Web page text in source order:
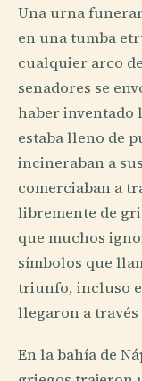
Una urna
en una tumba
cualquier arco
senadores se
haber inventado
estaba lleno de
incineraban a
comerciaban a
libremente de
que muchos
símbolos que
triunfo, incluso
llegaron a través
En la bahía de